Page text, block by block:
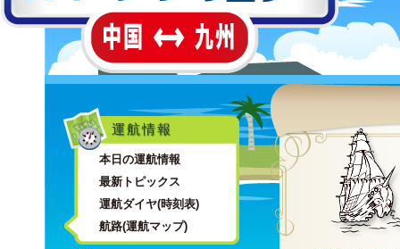
運航情報
本日の運航情報
最新トピックス
運航ダイヤ(時刻表)
航路(運航マップ)